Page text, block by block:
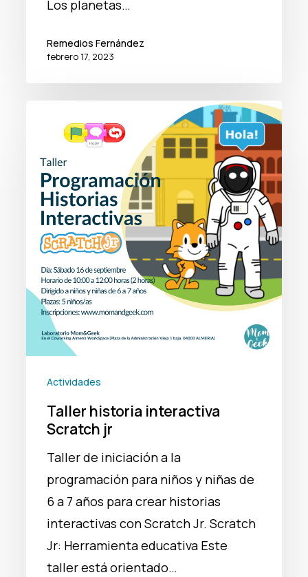
Los planetas…
Remedios Fernández
febrero 17, 2023
historia
interactiva
Scratch
Actividades
Taller historia interactiva
Scratch jr
Taller de iniciación a la
programación para niños y niñas de
6 a 7 años para crear historias
interactivas con Scratch Jr. Scratch
Jr: Herramienta educativa Este
taller está orientado…